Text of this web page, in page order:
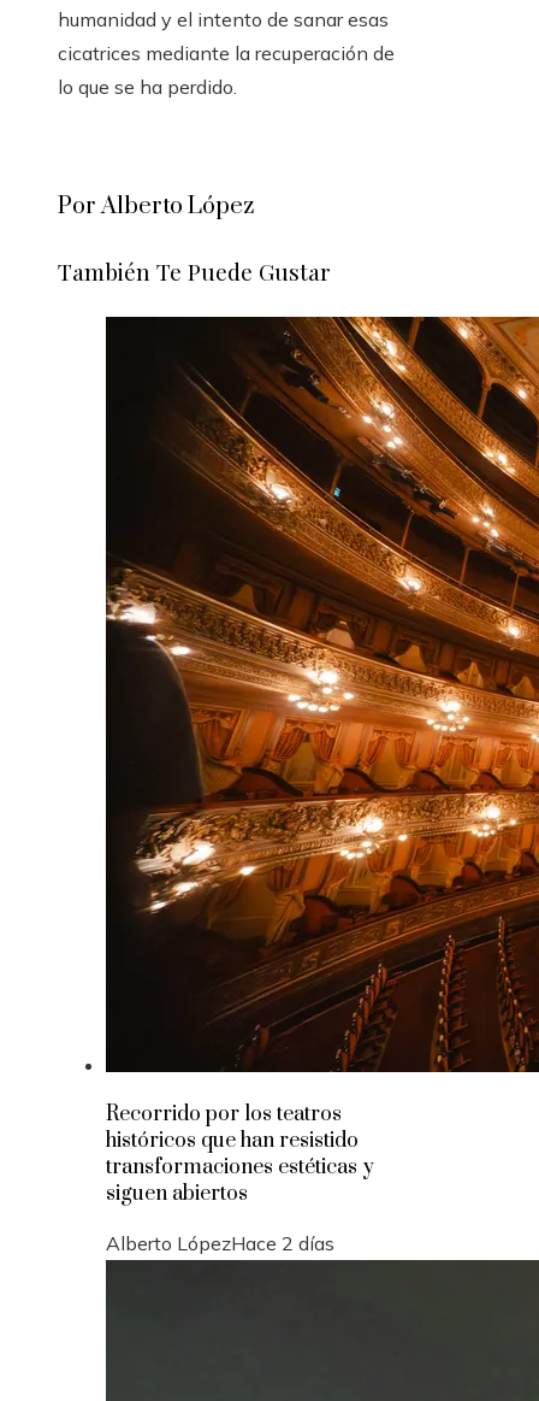
humanidad y el intento de sanar esas
cicatrices mediante la recuperación de
lo que se ha perdido.
Por Alberto López
También Te Puede Gustar
Recorrido por los teatros
históricos que han resistido
transformaciones estéticas y
siguen abiertos
Alberto LópezHace 2 días